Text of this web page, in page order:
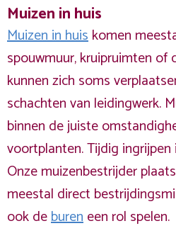
Muizen in huis
Muizen in huiskomen
spouwmuur, kruipruimten of
kunnen zich soms
schachten van leidingwerk.
binnen de juiste
voortplanten. Tijdig
Onze muizenbestrijder
meestal direct
ook debureneen rol spelen.